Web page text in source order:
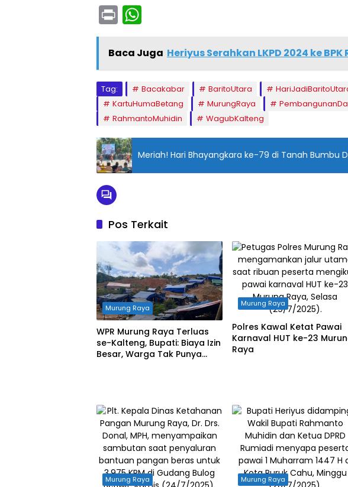
Pr
in
t a
ts
A
p
p
Baca Juga Heriyus Serahkan LKPD 2024 ke BPK
Tag: Bacakabar BaritoUtara
KartuHumaBetang
MurungRaya
RahmantoMuhidin
WagubKalteng
Meriah! Hari Bhayangkara ke-79 di Tanah Bumbu
Pos Terkait
Murung Raya
WPR Murung Raya Terluas
se-Kalteng, Bupati: Biaya Izin
Besar, Warga Tak Punya
Murung Raya
Polres Kawal Ketat Pawai
Karnaval HUT ke-23
Raya
Murung Raya Murung Raya